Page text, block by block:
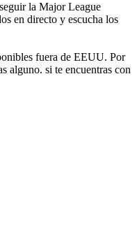
la Major League
en directo y escucha los
fuera de EEUU. Por
alguno. si te encuentras con